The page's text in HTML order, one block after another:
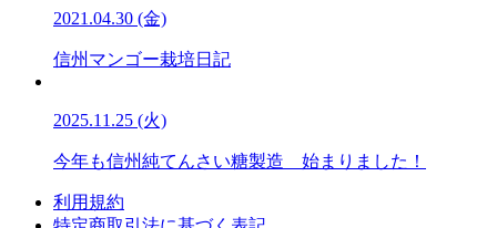
2021.04.30 (金)
信州マンゴー栽培日記
2025.11.25 (火)
今年も信州純てんさい糖製造 始まりました！
利用規約